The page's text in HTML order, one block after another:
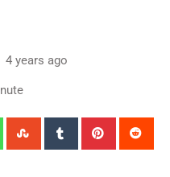
4 years ago